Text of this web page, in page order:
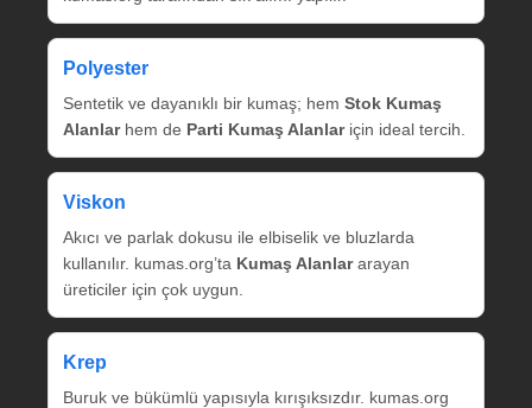
Polyester
Sentetik ve dayanıklı bir kumaş; hem Stok Kumaş
Alanlarhem de Parti Kumaş Alanlariçin ideal tercih.
Viskon
Akıcı ve parlak dokusu ile elbiselik ve bluzlarda
kullanılır. kumas.org’ta Kumaş Alanlararayan
üreticiler için çok uygun.
Krep
Buruk ve bükümlü yapısıyla kırışıksızdır. kumas.org